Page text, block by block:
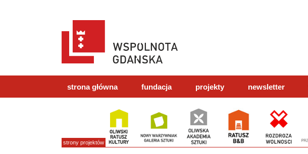
strona główna fundacja projekty newsletter
strony projektów